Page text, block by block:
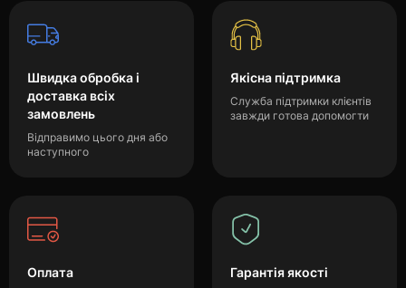
Швидка обробка і
доставка всіх
замовлень
Відправимо цього дня або
наступного
Якісна підтримка
Служба підтримки клієнтів
завжди готова допомогти
Оплата Гарантія якості